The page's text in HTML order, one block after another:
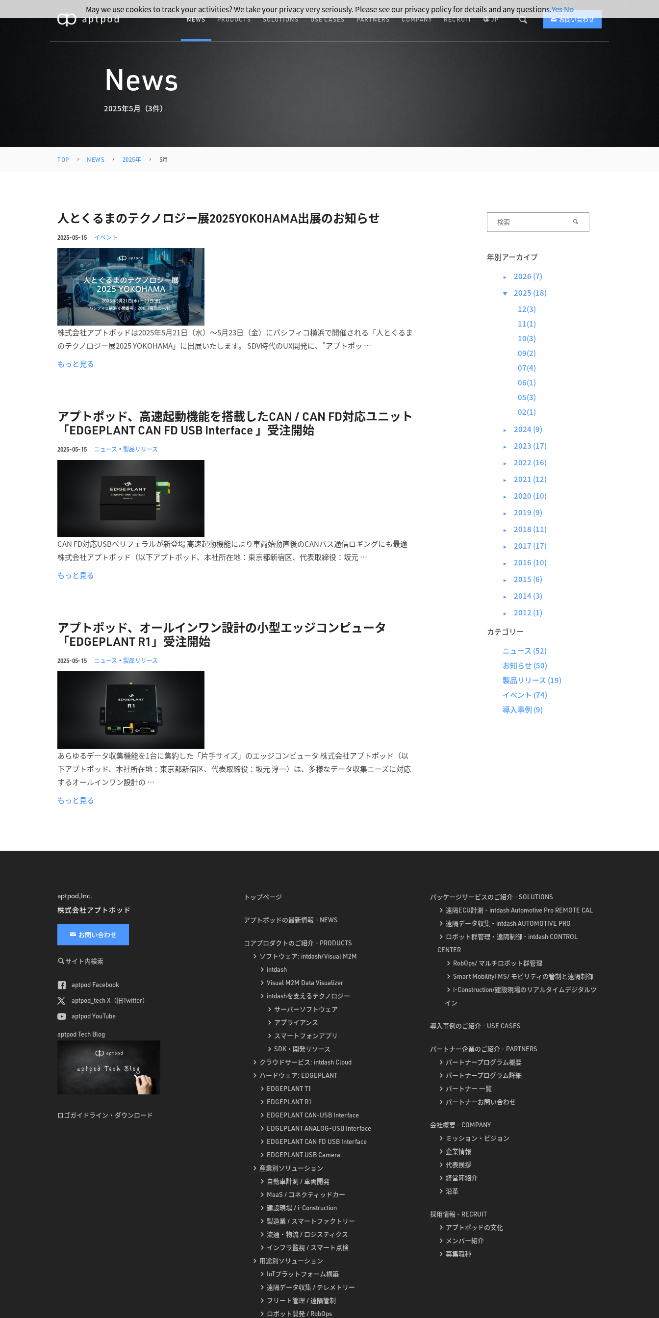
お問い合わせ
NEWS PRODUCTS SOLUTIONS USE CASES PARTNERS COMPANY RECRUIT JP
News
2025年5月（3件）
TOP NEWS 2025年 5月
人とくるまのテクノロジー展2025YOKOHAMA出展のお知らせ
2025-05-15 イベント
株式会社アプトポッドは2025年5月21日（水）〜5月23日（金）にパシフィコ横浜で開催される「人とくるま
のテクノロジー展2025 YOKOHAMA」に出展いたします。 SDV時代のUX開発に、”アプトポッ …
もっと見る
アプトポッド、高速起動機能を搭載したCAN / CAN FD対応ユニット
「EDGEPLANT CAN FD USB Interface 」受注開始
2025-05-15 ニュース ・ 製品リリース
CAN FD対応USBペリフェラルが新登場 高速起動機能により車両始動直後のCANバス通信ロギングにも最適
株式会社アプトポッド（以下アプトポッド、本社所在地：東京都新宿区、代表取締役：坂元 …
もっと見る
アプトポッド、オールインワン設計の小型エッジコンピュータ
「EDGEPLANT R1」受注開始
2025-05-15 ニュース ・ 製品リリース
あらゆるデータ収集機能を1台に集約した「片手サイズ」のエッジコンピュータ 株式会社アプトポッド（以
下アプトポッド、本社所在地：東京都新宿区、代表取締役：坂元 淳一）は、多様なデータ収集ニーズに対応
するオールインワン設計の …
もっと見る
年別アーカイブ
► 2026 (7)
▼
2025 (18)
12(3)
11(1)
10(3)
09(2)
07(4)
06(1)
05(3)
02(1)
► 2024 (9)
► 2023 (17)
► 2022 (16)
► 2021 (12)
► 2020 (10)
► 2019 (9)
► 2018 (11)
► 2017 (17)
► 2016 (10)
► 2015 (6)
► 2014 (3)
► 2012 (1)
カテゴリー
ニュース (52)
お知らせ (50)
製品リリース (19)
イベント (74)
導入事例 (9)
aptpod,Inc.
株式会社アプトポッド
お問い合わせ
サイト内検索
aptpod Facebook
aptpod_tech X（旧Twitter）
aptpod YouTube
aptpod Tech Blog
ロゴガイドライン・ダウンロード
トップページ
アプトポッドの最新情報 - NEWS
コアプロダクトのご紹介 - PRODUCTS
ソフトウェア: intdash/Visual M2M
intdash
Visual M2M Data Visualizer
intdashを支えるテクノロジー
サーバーソフトウェア
アプライアンス
スマートフォンアプリ
SDK・開発リソース
クラウドサービス: intdash Cloud
ハードウェア: EDGEPLANT
EDGEPLANT T1
EDGEPLANT R1
EDGEPLANT CAN-USB Interface
EDGEPLANT ANALOG-USB Interface
EDGEPLANT CAN FD USB Interface
EDGEPLANT USB Camera
産業別ソリューション
自動車計測 / 車両開発
MaaS / コネクティッドカー
建設現場 / i-Construction
製造業 / スマートファクトリー
流通・物流 / ロジスティクス
インフラ監視 / スマート点検
用途別ソリューション
IoTプラットフォーム構築
遠隔データ収集 / テレメトリー
フリート管理 / 遠隔管制
ロボット開発 / RobOps
パッケージサービスのご紹介 - SOLUTIONS
遠隔ECU計測 - intdash Automotive Pro REMOTE CAL
遠隔データ収集 - intdash AUTOMOTIVE PRO
ロボット群管理・遠隔制御 - intdash CONTROL
CENTER
RobOps/ マルチロボット群管理
Smart MobilityFMS/ モビリティの管制と遠隔制御
i-Construction/建設現場のリアルタイムデジタルツ
イン
導入事例のご紹介 - USE CASES
パートナー企業のご紹介 - PARTNERS
パートナープログラム概要
パートナープログラム詳細
パートナー 一覧
パートナーお問い合わせ
会社概要 - COMPANY
ミッション・ビジョン
企業情報
代表挨拶
経営陣紹介
沿革
採用情報 - RECRUIT
アプトポッドの文化
メンバー紹介
募集職種
May we use cookies to track your activities? We take your privacy very seriously. Please see our privacy policy for details and any questions.YesNo